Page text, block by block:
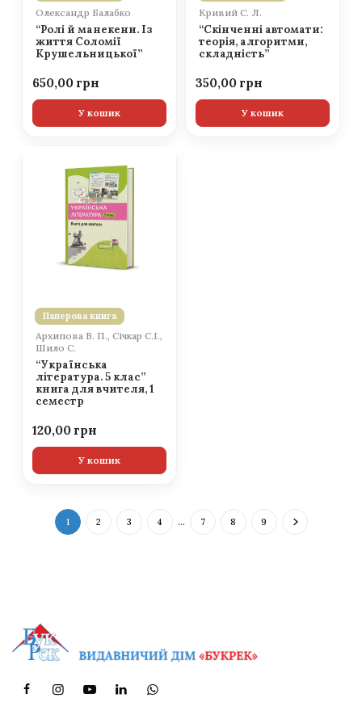
Олександр Балабко
“Ролі й манекени. Із
життя Соломії
Крушельницької”
650,00
У кошик
Кривий С. Л.
“Скінченні автомати:
теорія, алгоритми,
складність”
350,00
У кошик
Паперова книга
Архипова В. П., Січкар С.І.,
Шило С.
“Українська
література. 5 клас”
книга для вчителя, 1
семестр
120,00
У кошик
1 2 3 4 … 7 8 9